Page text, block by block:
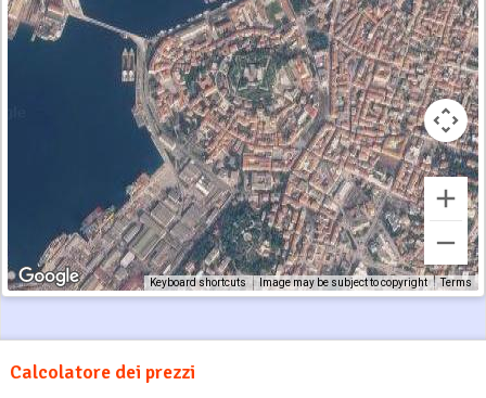
Keyboard shortcuts Image may be subject to copyright Terms
Calcolatore dei prezzi